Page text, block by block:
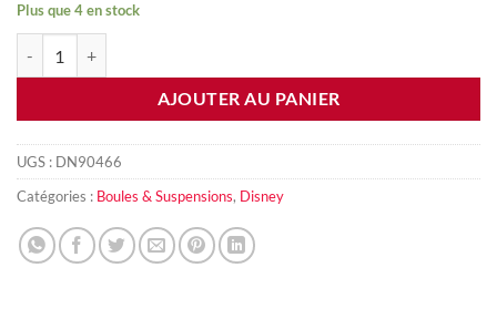
Plus que 4 en stock
AJOUTER AU PANIER
UGS : DN90466
Catégories : Boules & Suspensions, Disney